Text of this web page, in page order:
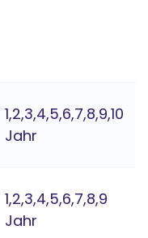
1,2,3,4,5,6,7,8,9,10
Jahr
1,2,3,4,5,6,7,8,9
Jahr